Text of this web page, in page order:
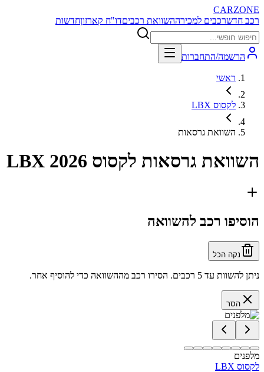
CARZONE
רכב חדשרכבים למכירההשוואת רכביםדו"ח קארזוןחדשות
הרשמה/התחברות
ראשי
לקסוס LBX
השוואת גרסאות
השוואת גרסאות לקסוס LBX 2026
הוסיפו רכב להשוואה
נקה הכל
ניתן להשוות עד 5 רכבים. הסירו רכב מההשוואה כדי להוסיף אחר.
הסר
מלפנים
לקסוס LBX